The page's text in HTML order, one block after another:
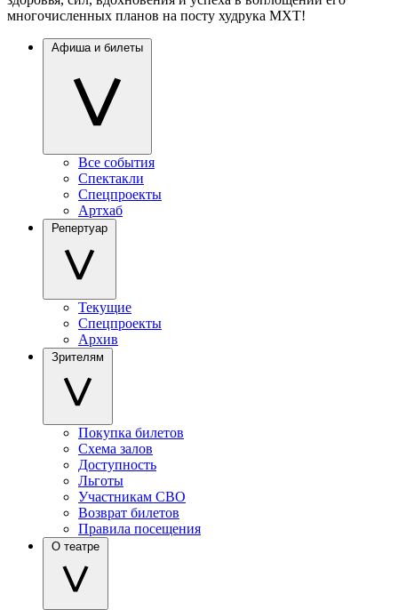
многочисленных планов на посту худрука МХТ!
Афиша и билеты
Все события
Спектакли
Спецпроекты
Артхаб
Репертуар
Текущие
Спецпроекты
Архив
Зрителям
Покупка билетов
Схема залов
Доступность
Льготы
Участникам СВО
Возврат билетов
Правила посещения
О театре